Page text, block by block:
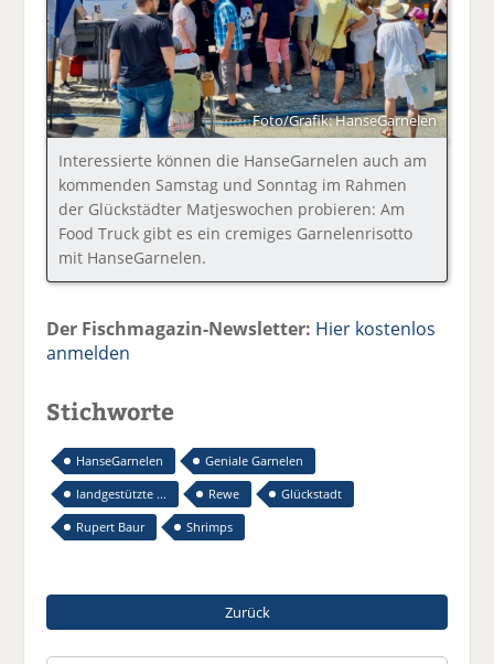
Foto/Grafik: HanseGarnelen
Interessierte können die HanseGarnelen auch am
kommenden Samstag und Sonntag im Rahmen
der Glückstädter Matjeswochen probieren: Am
Food Truck gibt es ein cremiges Garnelenrisotto
mit HanseGarnelen.
Der Fischmagazin-Newsletter: Hier kostenlos
anmelden
Stichworte
HanseGarnelen
Geniale Garnelen
landgestützte ...
Rewe
Glückstadt
Rupert Baur
Shrimps
Zurück